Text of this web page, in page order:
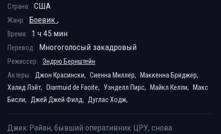
Страна: США
Жанр: Боевик ,
Время: 1 ч 45 мин
Перевод: Многоголосый закадровый
Режиссер:
Эндрю Бернштейн
Актеры:
Джон Красински, Сиенна Миллер,
Маккенна Бриджер,
Халид Лэйт,
Diarmuid de Faoite, Уэнделл Пирс, Майкл Келли,
Макс
Бисли,
Джей Джей Филд, Дуглас Ходж,
Джек Райан, бывший оперативник ЦРУ, снова